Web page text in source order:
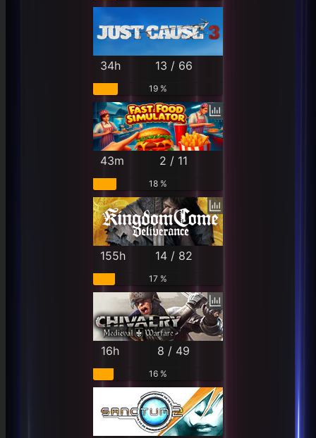
34h 13 / 66
19 %
43m 2 / 11
18 %
155h 14 / 82
17 %
16h 8 / 49
16 %